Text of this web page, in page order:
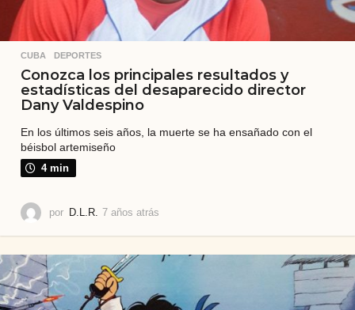
CUBA ,DEPORTES
Conozca los principales resultados y
estadísticas del desaparecido director
Dany Valdespino
En los últimos seis años, la muerte se ha ensañado con el
béisbol artemiseño
4 min
por D.L.R. 7 años atrás
o
t